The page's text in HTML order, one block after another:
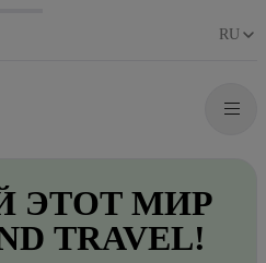
RU
ЭТОТ МИР
TRAVEL!